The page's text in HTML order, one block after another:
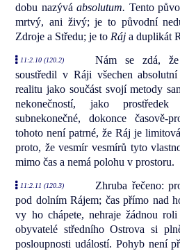
dobu nazýváabsolutum. Tento
mrtvý, ani živý; je to původní
Zdroje a Středu; je to Ráj a duplikát
11:2.10 (120.2)
Nám se zdá,
soustředil v Ráji všechen
realitu jako součást svojí metody
nekonečností, jako
subnekonečné, dokonce časově-
tohoto není patrné, že Ráj je
proto, že vesmír vesmírů tyto
mimo čas a nemá polohu v prostoru.
11:2.11 (120.3)
Zhruba řečeno:
pod dolním Rájem; čas přímo nad
vy ho chápete, nehraje žádnou
obyvatelé středního Ostrova si
posloupnosti událostí. Pohyb není